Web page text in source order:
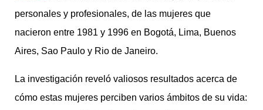
personales y profesionales, de las mujeres que
nacieron entre 1981 y 1996 en Bogotá, Lima, Buenos
Aires, Sao Paulo y Rio de Janeiro.
La investigación reveló valiosos resultados acerca de
cómo estas mujeres perciben varios ámbitos de su vida: